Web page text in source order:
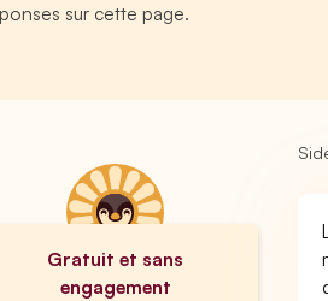
sur cette page.
Gratuit et sans
engagement